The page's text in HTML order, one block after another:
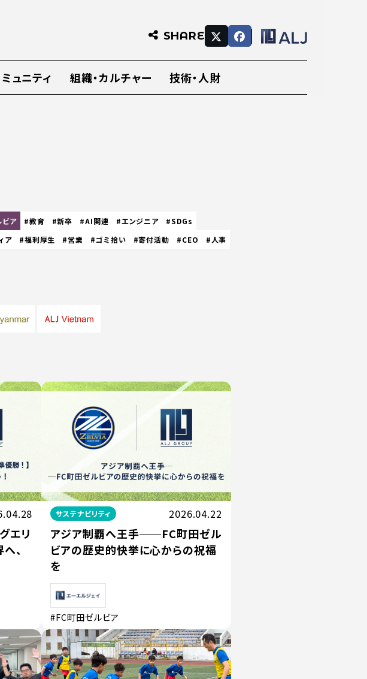
SHARE
ュニティ 組織・カルチャー 技術・人財
ア #教育 #新卒 #AI関連 #エンジニア
#SDGs
ア #福利厚生 #営業 #ゴミ拾い #寄付活動 #CEO
#人事
エリ
、
サステナビリティ 2026.04.22
アジア制覇へ王手──FC町田ゼル
ビアの歴史的快挙に心からの祝福
を
#FC町田ゼルビア